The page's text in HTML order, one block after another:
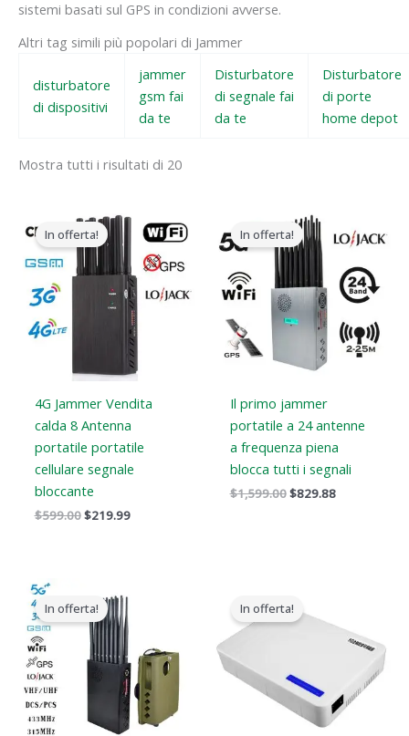
sistemi basati sul GPS in condizioni avverse.
Altri tag simili più popolari di Jammer
disturbatore
di dispositivi
jammer
gsm fai
da te
Disturbatore
di segnale fai
da te
Disturbatore
di porte
home depot
Mostra tutti i risultati di 20
In offerta!
4G Jammer Vendita
calda 8 Antenna
portatile portatile
cellulare segnale
bloccante
$599.00
prezzo
originale
era:
$599.00.
$219.99
prezzo
attuale
$219.99.
In offerta!
Il primo jammer
portatile a 24 antenne
a frequenza piena
blocca tutti i segnali
$1,599.00
prezzo
originale
era:
$1,599.00.
$829.88
prezzo
attuale
$829.88.
In offerta!
prezzo
originale
era:
$1,539.00.$839.99.
In offerta!originale
$369.69.